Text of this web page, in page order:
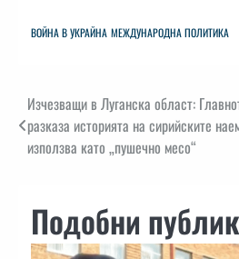
ВОЙНА В УКРАЙНА МЕЖДУНАРОДНА ПОЛИТИКА
Навигация
Изчезващи в Луганска област:
разказа историята на сирийските
използва като „пушечно месо“
Подобни